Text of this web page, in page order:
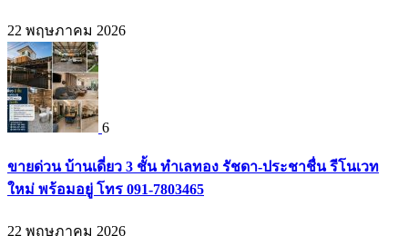
22 พฤษภาคม 2026
6
ขายด่วน บ้านเดี่ยว 3 ชั้น ทำเลทอง รัชดา-ประชาชื่น รีโนเวท
ใหม่ พร้อมอยู่ โทร 091-7803465
22 พฤษภาคม 2026